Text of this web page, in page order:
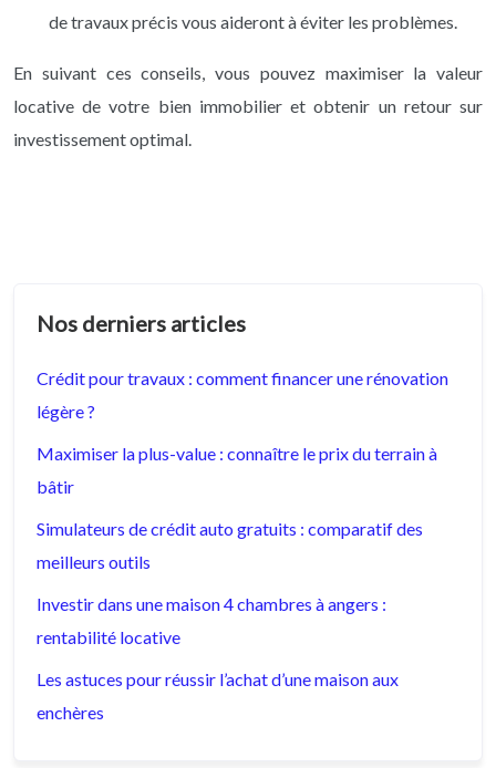
de travaux précis vous aideront à éviter les problèmes.
En suivant ces conseils, vous pouvez maximiser la valeur
locative de votre bien immobilier et obtenir un retour sur
investissement optimal.
Nos derniers articles
Crédit pour travaux : comment financer une rénovation
légère ?
Maximiser la plus-value : connaître le prix du terrain à
bâtir
Simulateurs de crédit auto gratuits : comparatif des
meilleurs outils
Investir dans une maison 4 chambres à angers :
rentabilité locative
Les astuces pour réussir l’achat d’une maison aux
enchères